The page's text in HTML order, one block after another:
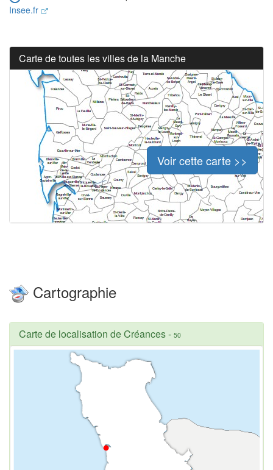
Insee.fr
Carte de toutes les villes de la Manche
Voir cette carte >>
Cartographie
Carte de localisation de Créances- 50